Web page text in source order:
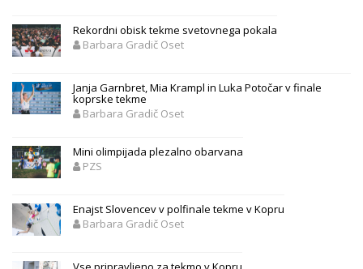
Rekordni obisk tekme svetovnega pokala
Barbara Gradič Oset
Janja Garnbret, Mia Krampl in Luka Potočar v finale
koprske tekme
Barbara Gradič Oset
Mini olimpijada plezalno obarvana
PZS
Enajst Slovencev v polfinale tekme v Kopru
Barbara Gradič Oset